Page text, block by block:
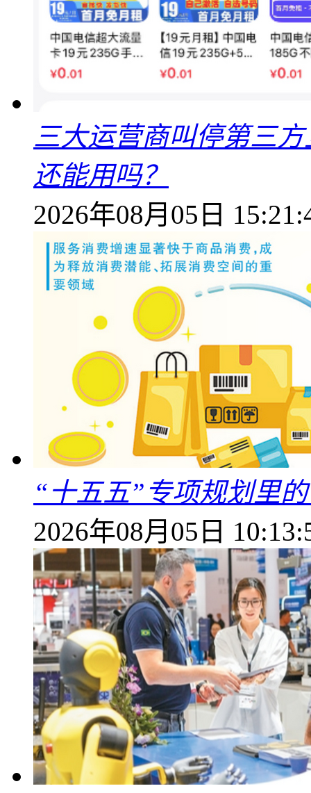
三大运营商叫停第三
还能用吗？
2026年08月05日
“十五五”专项规划里
2026年08月05日